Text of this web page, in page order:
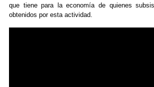
que tiene para la economía de quienes
obtenidos por esta actividad.